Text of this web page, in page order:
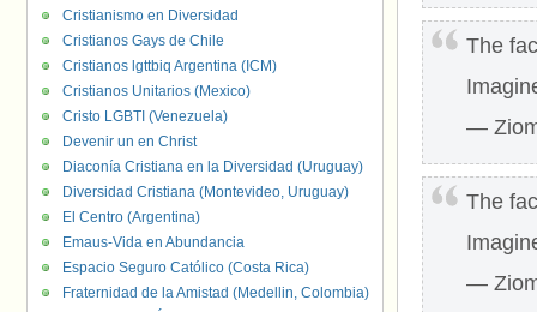
The
—
The
—
Cristianismo en Diversidad
Cristianos Gays de Chile
Cristianos lgttbiq Argentina (ICM)
Cristianos Unitarios (Mexico)
Cristo LGBTI (Venezuela)
Devenir un en Christ
Diaconía Cristiana en la Diversidad (Uruguay)
Diversidad Cristiana (Montevideo, Uruguay)
El Centro (Argentina)
Emaus-Vida en Abundancia
Espacio Seguro Católico (Costa Rica)
Fraternidad de la Amistad (Medellin, Colombia)